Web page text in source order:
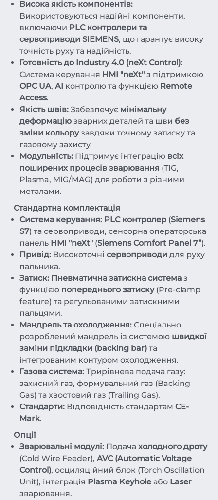
Висока якість компонентів:
Використовуються надійні компоненти,
включаючи PLC контролери та
сервоприводи SIEMENS, що гарантує високу
точність руху та надійність.
Готовність до Industry 4.0 (neXt Control):
Система керування HMI "neXt" з підтримкою
OPC UA, AI контролю та функцією Remote
Access.
Якість швів: Забезпечує мінімальну
деформацію зварних деталей та шви без
зміни кольорузавдяки точному затиску та
газовому захисту.
Модульність: Підтримує інтеграцію всіх
поширених процесів зварювання (TIG,
Plasma, MIG/MAG) для роботи з різними
металами.
Стандартна комплектація
Система керування: PLC контролер (Siemens
S7) та сервоприводи, сенсорна операторська
панель HMI "neXt" (Siemens Comfort Panel 7”).
Привід: Високоточні сервоприводи для руху
пальника.
Затиск: Пневматична затискна система з
функцією попереднього затиску(Pre-clamp
feature) та регульованими затискними
пальцями.
Мандрель та охолодження: Спеціально
розроблений мандрель із системою швидкої
заміни підкладки (backing bar) та
інтегрованим контуром охолодження.
Газова система: Трирівнева подача газу:
захисний газ, формувальний газ (Backing
Gas) та хвостовий газ (Trailing Gas).
Стандарти: Відповідність стандартам CE-
Mark.
Опції
Зварювальні модулі: Подача холодного дроту
(Cold Wire Feeder), AVC (Automatic Voltage
Control), осциляційний блок (Torch Oscillation
Unit), інтеграція Plasma Keyhole або Laser
зварювання.